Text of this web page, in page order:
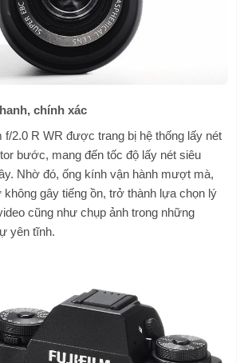
chính xác
f/2.0 R WR được trang bị hệ thống lấy nét
bước, mang đến tốc độ lấy nét siêu
Nhờ đó, ống kính vận hành mượt mà,
không gây tiếng ồn, trở thành lựa chọn lý
cũng như chụp ảnh trong những
yên tĩnh.